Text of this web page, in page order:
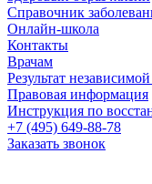
Справочник
Онлайн-школа
Контакты
Врачам
Результат
Правовая информация
Инструкция по
+7 (495) 649-88-78
Заказать звонок